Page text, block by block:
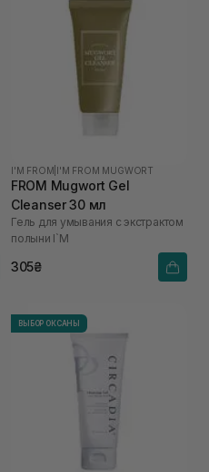
I'M FROM I'M FROM MUGWORT
FROM Mugwort Gel
Cleanser 30 мл
Гель для умывания с экстрактом
полыни I`M
305₴
ВЫБОР ОКСАНЫ